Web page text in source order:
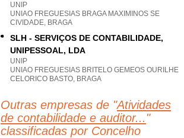
UNIP
UNIAO FREGUESIAS BRAGA MAXIMINOS SE
CIVIDADE, BRAGA
SLH - SERVIÇOS DE CONTABILIDADE,
UNIPESSOAL, LDA
UNIP
UNIAO FREGUESIAS BRITELO GEMEOS OURILHE
CELORICO BASTO, BRAGA
Outras empresas de "Atividades
de contabilidade e auditor... "
classificadas por Concelho